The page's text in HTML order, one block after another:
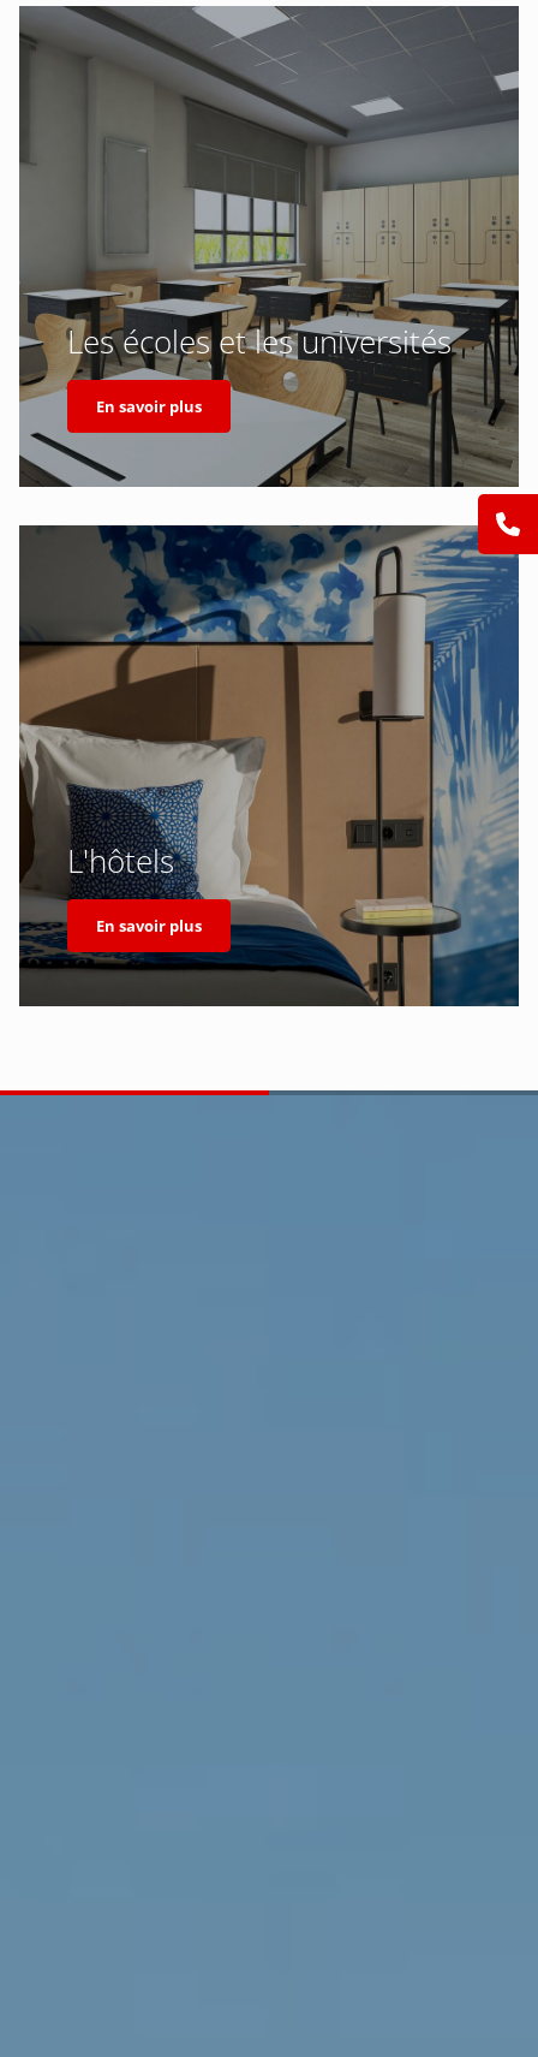
Les écoles et les universités
En savoir plus
L'hôtels
En savoir plus